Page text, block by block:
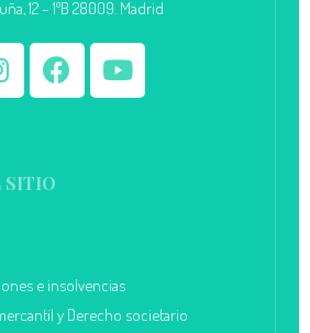
12 – 1ºB 28009. Madrid
SITIO
e insolvencias
y Derecho societario